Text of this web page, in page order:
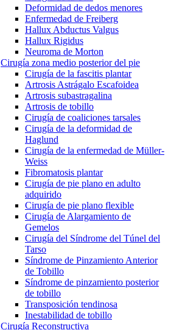
Deformidad de dedos menores
Enfermedad de Freiberg
Hallux Abductus Valgus
Hallux Rigidus
Neuroma de Morton
Cirugía zona medio posterior del pie
Cirugía de la fascitis plantar
Artrosis Astrágalo Escafoidea
Artrosis subastragalina
Artrosis de tobillo
Cirugía de coaliciones tarsales
Cirugía de la deformidad de
Haglund
Cirugía de la enfermedad de Müller-
Weiss
Fibromatosis plantar
Cirugía de pie plano en adulto
adquirido
Cirugía de pie plano flexible
Cirugía de Alargamiento de
Gemelos
Cirugía del Síndrome del Túnel del
Tarso
Síndrome de Pinzamiento Anterior
de Tobillo
Síndrome de pinzamiento posterior
de tobillo
Transposición tendinosa
Inestabilidad de tobillo
Cirugía Reconstructiva